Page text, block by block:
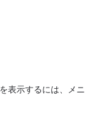
表示するには、メニ